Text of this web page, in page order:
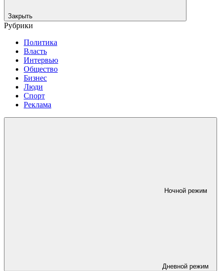
Закрыть
Рубрики
Политика
Власть
Интервью
Общество
Бизнес
Люди
Спорт
Реклама
Ночной режим
Дневной режим